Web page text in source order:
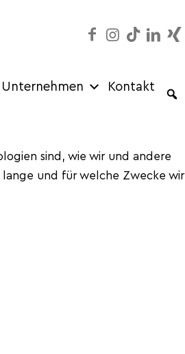
Unternehmen Kontakt
sind, wie wir und andere
lange und für welche Zwecke wir